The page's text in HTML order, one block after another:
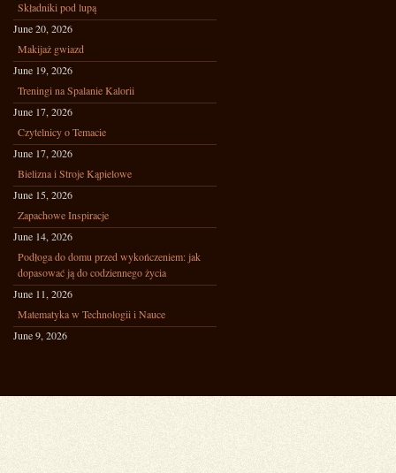
Składniki pod lupą
June 20, 2026
Makijaż gwiazd
June 19, 2026
Treningi na Spalanie Kalorii
June 17, 2026
Czytelnicy o Temacie
June 17, 2026
Bielizna i Stroje Kąpielowe
June 15, 2026
Zapachowe Inspiracje
June 14, 2026
Podłoga do domu przed wykończeniem: jak
dopasować ją do codziennego życia
June 11, 2026
Matematyka w Technologii i Nauce
June 9, 2026